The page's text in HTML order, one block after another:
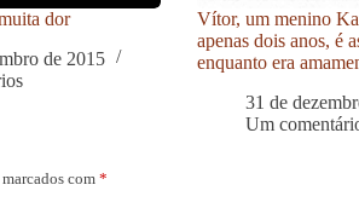
dor
de 2015
Vítor, um menino
apenas dois anos, é
enquanto era
31 de
Um
com *